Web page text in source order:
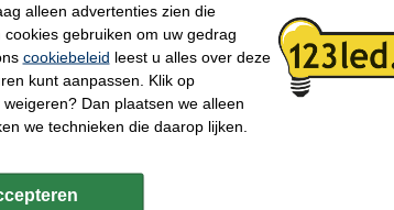
| 9 stuks
Nanoleaf Lines Squared | 4 stuks |
Nanoleaf
alleen advertenties zien die
gebruiken om uw gedrag
cookiebeleid leest u alles over deze
kunt aanpassen. Klik op
Dan plaatsen we alleen
we technieken die daarop lijken.